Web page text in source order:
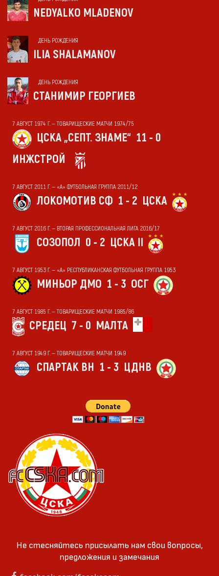
NEDYALKO MLADENOV
ДЕНЬ РОЖДЕНИЯ
ILIA SHALAMANOV
ДЕНЬ РОЖДЕНИЯ
СТАНИМИР ГЕОРГИЕВ
7 АВГУСТ 1974 Г. — ТОВАРИЩЕСКИЕ МАТЧИ 1974/75
ЦСКА „СЕПТ. ЗНАМЕ“ 11 - 0
ИНЖСТРОЙ
7 АВГУСТ 2011 Г. — «А» ФУТБОЛЬНАЯ ГРУППА 2011/12
ЛОКОМОТИВ СФ 1 - 2 ЦСКА
7 АВГУСТ 2016 Г. — ВТОРАЯ ПРОФЕССИОНАЛЬНАЯ ЛИГА 2016/17
СОЗОПОЛ 0 - 2 ЦСКА II
7 АВГУСТ 1953 Г. — «А» РЕСПУБЛИКАНСКАЯ ФУТБОЛЬНАЯ ГРУППА 1953
МИНЬОР ДМО 1 - 3 ОСГ
7 АВГУСТ 1985 Г. — ТОВАРИЩЕСКИЕ МАТЧИ 1985/86
СРЕДЕЦ 7 - 0 МАЛТА
7 АВГУСТ 1949 Г. — ТОВАРИЩЕСКИЕ МАТЧИ 1949
СПАРТАК ВН 1 - 3 ЦДНВ
Не стесняйтесь присылать нам свои вопросы,
предложения и замечания